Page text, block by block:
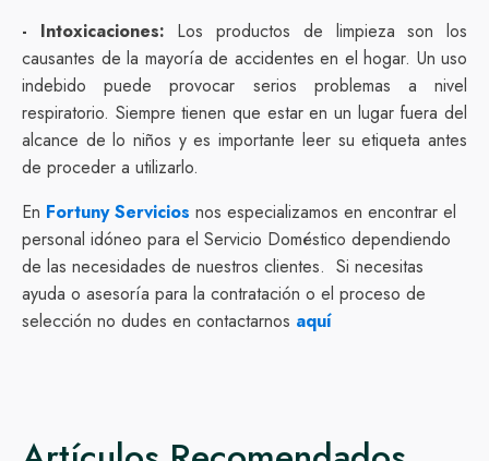
- Intoxicaciones: Los productos de limpieza son los
causantes de la mayoría de accidentes en el hogar. Un uso
indebido puede provocar serios problemas a nivel
respiratorio. Siempre tienen que estar en un lugar fuera del
alcance de lo niños y es importante leer su etiqueta antes
de proceder a utilizarlo.
En Fortuny Servicios nos especializamos en encontrar el
personal idóneo para el Servicio Doméstico dependiendo
de las necesidades de nuestros clientes. Si necesitas
ayuda o asesoría para la contratación o el proceso de
selección no dudes en contactarnos aquí